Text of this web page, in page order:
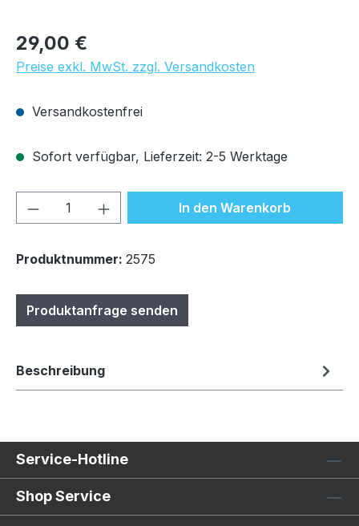
Regulärer Preis:
29,00 €
Preise exkl. MwSt. zzgl. Versandkosten
Versandkostenfrei
Sofort verfügbar, Lieferzeit: 2-5 Werktage
Produkt Anzahl: Gib denIn den Warenkorb
Produktnummer: 2575
Produktanfrage senden
Beschreibung
Service-Hotline
Shop Service